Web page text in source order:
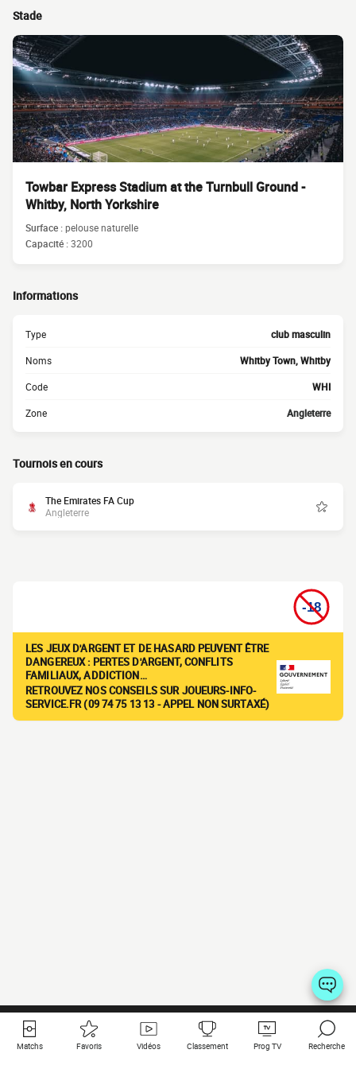
Stade
Towbar Express Stadium at the Turnbull Ground -
Whitby, North Yorkshire
Surface :pelouse naturelle
Capacité :3200
Informations
Type club masculin
Noms Whitby Town, Whitby
Code WHI
Zone Angleterre
Tournois en cours
The Emirates FA Cup
Angleterre
LES JEUX D'ARGENT ET DE HASARD PEUVENT ÊTRE
DANGEREUX : PERTES D'ARGENT, CONFLITS
FAMILIAUX, ADDICTION…
RETROUVEZ NOS CONSEILS SUR JOUEURS-INFO-
SERVICE.FR (09 74 75 13 13 - APPEL NON SURTAXÉ)
Matchs Favoris Vidéos Classement Prog TV Recherche